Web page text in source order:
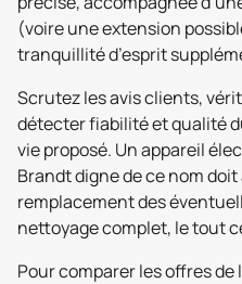
(voire une extension
tranquillité d’esprit
Scrutez les avis clients,
détecter fiabilité et qualité
vie proposé. Un appareil
Brandt digne de ce nom
remplacement des
nettoyage complet, le tout
Pour comparer les offres